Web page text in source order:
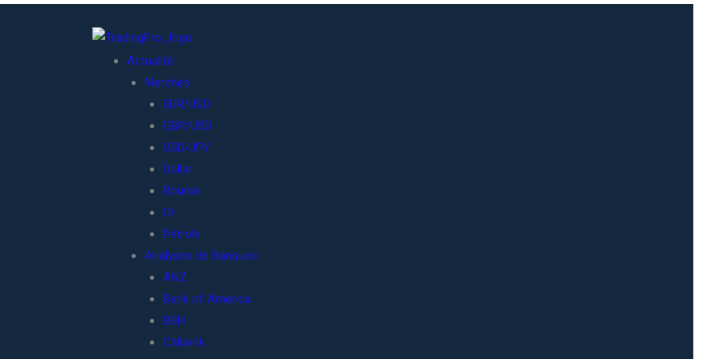
Actualité
Marchés
EUR/USD
GBP/USD
USD/JPY
Dollar
Bourse
Or
Pétrole
Analyses de Banques
ANZ
Bank of America
BBH
Citibank